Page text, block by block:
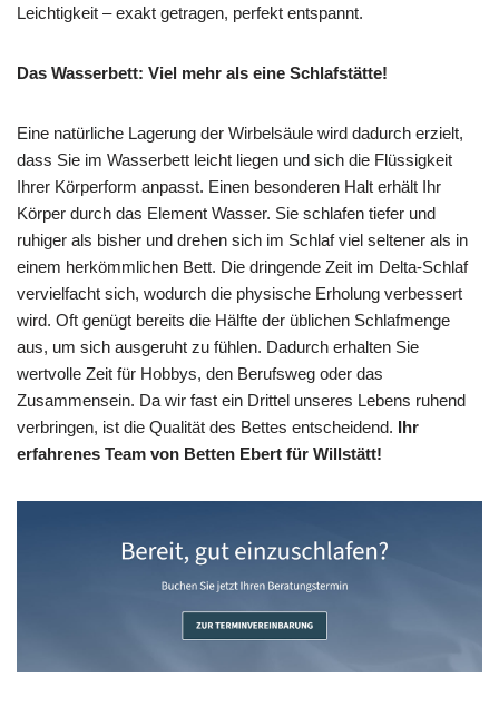
Leichtigkeit – exakt getragen, perfekt entspannt.
Das Wasserbett: Viel mehr als eine Schlafstätte!
Eine natürliche Lagerung der Wirbelsäule wird dadurch erzielt,
dass Sie im Wasserbett leicht liegen und sich die Flüssigkeit
Ihrer Körperform anpasst. Einen besonderen Halt erhält Ihr
Körper durch das Element Wasser. Sie schlafen tiefer und
ruhiger als bisher und drehen sich im Schlaf viel seltener als in
einem herkömmlichen Bett. Die dringende Zeit im Delta-Schlaf
vervielfacht sich, wodurch die physische Erholung verbessert
wird. Oft genügt bereits die Hälfte der üblichen Schlafmenge
aus, um sich ausgeruht zu fühlen. Dadurch erhalten Sie
wertvolle Zeit für Hobbys, den Berufsweg oder das
Zusammensein. Da wir fast ein Drittel unseres Lebens ruhend
verbringen, ist die Qualität des Bettes entscheidend. Ihr
erfahrenes Team von Betten Ebert für Willstätt!